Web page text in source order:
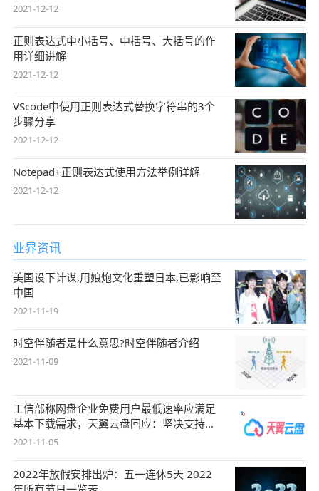
2021-12-12
正则表达式中小括号、中括号、大括号的作
用详细讲解
2021-12-12
VScode中使用正则表达式替换字符串的3个
步骤分享
2021-12-12
Notepad+正则表达式使用方法举例详解
2021-12-12
业界资讯
美国设下计谋,用娘炮文化重塑日本,已影响至
中国
2021-11-19
时空伴随者是什么意思?时空伴随者介绍
2021-11-09
工信部称网盘企业免费用户最低速率应满足
基本下载需求，天翼云盘回应：坚决支持，
始终
2021-11-05
2022年放假安排出炉：五一连休5天 2022